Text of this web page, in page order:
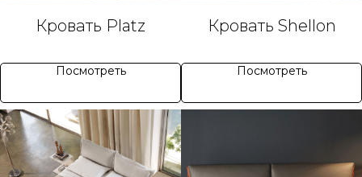
Кровать Platz
Посмотреть
Кровать Shellon
Посмотреть